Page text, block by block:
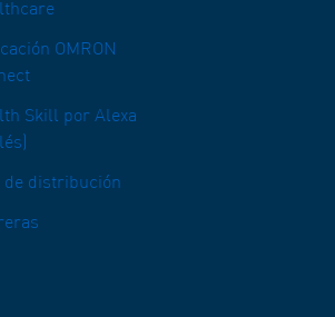
OMRON
Skill por Alexa
de distribución